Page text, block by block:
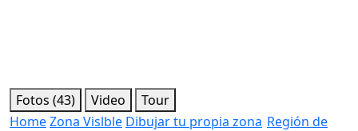
Fotos (43) Video
Tour
HomeZona Vislble Dibujar tu propia zona Región de